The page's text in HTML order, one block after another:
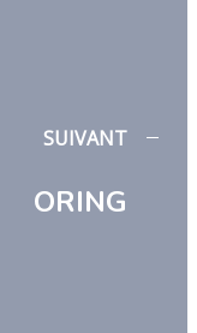
SUIVANT
ORING